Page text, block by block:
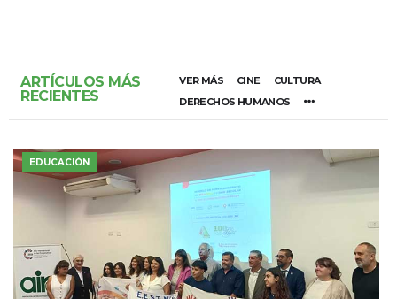
ARTÍCULOS MÁS
RECIENTES
VER MÁS CINE
CULTURA
DERECHOS HUMANOS
EDUCACIÓN